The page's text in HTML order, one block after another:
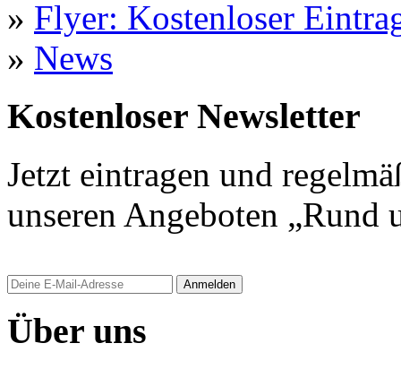
» Flyer: Kostenloser
» News
Kostenloser Newsletter
Jetzt eintragen und
unseren Angeboten „Rund
Anmelden
Über uns